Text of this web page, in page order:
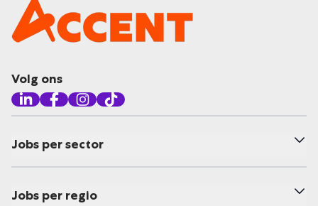
Volg ons
Jobs per sector
Jobs per regio